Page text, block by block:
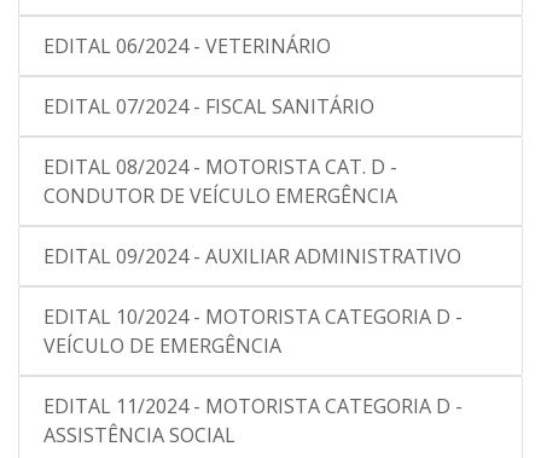
EDITAL 06/2024 - VETERINÁRIO
EDITAL 07/2024 - FISCAL SANITÁRIO
EDITAL 08/2024 - MOTORISTA CAT. D -
CONDUTOR DE VEÍCULO EMERGÊNCIA
EDITAL 09/2024 - AUXILIAR ADMINISTRATIVO
EDITAL 10/2024 - MOTORISTA CATEGORIA D -
VEÍCULO DE EMERGÊNCIA
EDITAL 11/2024 - MOTORISTA CATEGORIA D -
ASSISTÊNCIA SOCIAL